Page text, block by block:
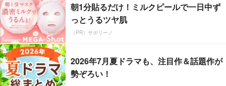
朝1分貼るだけ！ミルクピールで一日中ず
っとうるツヤ肌
（PR）サボリーノ
2026年7月夏ドラマも、注目作＆話題作が
勢ぞろい！